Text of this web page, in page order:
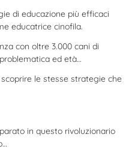
di educazione più efficaci
educatrice cinofila.
con oltre 3.000 cani di
ed età…
le stesse strategie che
in questo rivoluzionario